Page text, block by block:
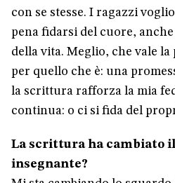
con se stesse. I ragazzi
pena fidarsi del cuore,
della vita. Meglio, che vale la
per quello che è: una
la scrittura rafforza la mia
continua: o ci si fida del
La scrittura ha cambiato
insegnante?